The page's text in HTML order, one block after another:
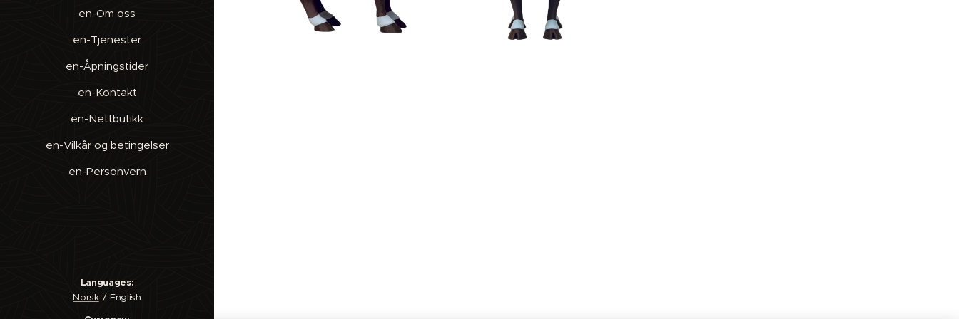
en-Om oss
en-Tjenester
en-Åpningstider
en-Kontakt
en-Nettbutikk
en-Vilkår og betingelser
en-Personvern
Languages
Norsk
English